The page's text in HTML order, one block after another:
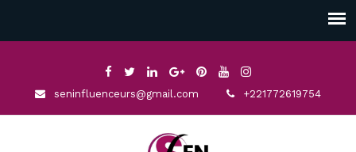
seninfluenceurs@gmail.com +221772619754